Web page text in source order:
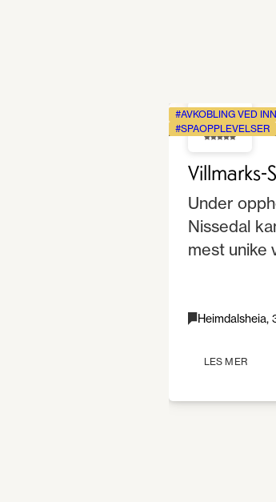
AVKOBLING VED
SPAOPPLEVELSER
5.0
Under
Nissedal
mest unike
Heimdalsheia,
LES MER